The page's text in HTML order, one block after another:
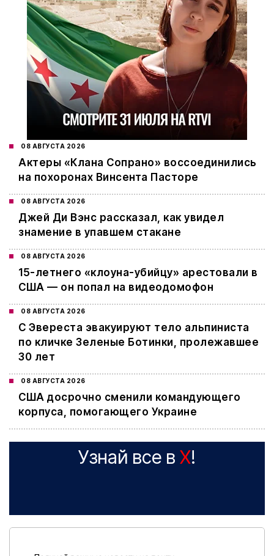
08 АВГУСТА 2026
Актеры «Клана Сопрано» воссоединились
на похоронах Винсента Пасторе
08 АВГУСТА 2026
Джей Ди Вэнс рассказал, как увидел
знамение в упавшем стакане
08 АВГУСТА 2026
15-летнего «клоуна-убийцу» арестовали в
США — он попал на видеодомофон
08 АВГУСТА 2026
С Эвереста эвакуируют тело альпиниста
по кличке Зеленые Ботинки, пролежавшее
30 лет
08 АВГУСТА 2026
США досрочно сменили командующего
корпуса, помогающего Украине
Узнай все в X!